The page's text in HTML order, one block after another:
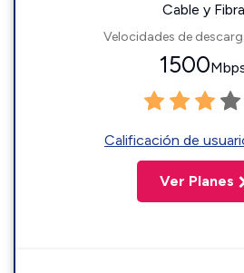
Cable y Fibra
Velocidades de
1500
Calificación de
Ver Planes